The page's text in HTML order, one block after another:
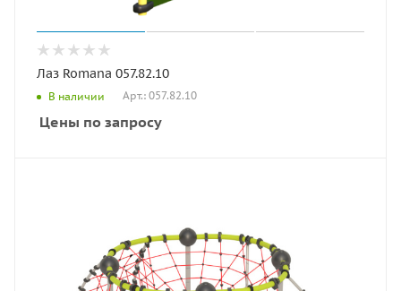
Лаз Romana 057.82.10
В наличии Арт.: 057.82.10
Цены по запросу